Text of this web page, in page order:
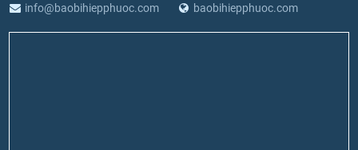
info@baobihiepphuoc.com
baobihiepphuoc.com